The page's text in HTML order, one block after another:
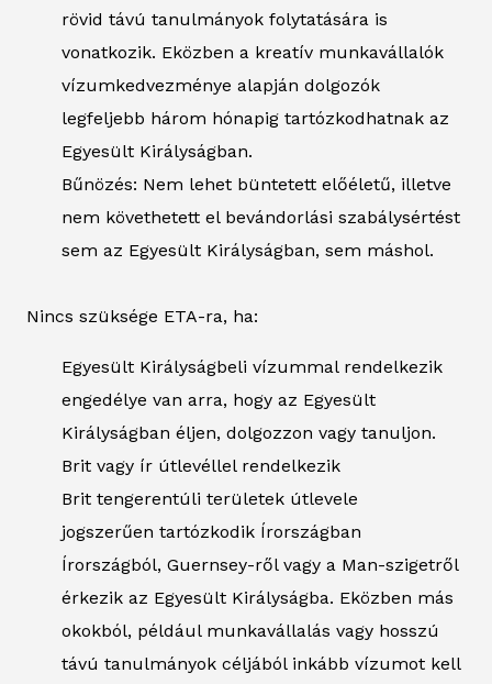
rövid távú tanulmányok folytatására is
vonatkozik. Eközben a kreatív munkavállalók
vízumkedvezménye alapján dolgozók
legfeljebb három hónapig tartózkodhatnak az
Egyesült Királyságban.
Bűnözés: Nem lehet büntetett előéletű, illetve
nem követhetett el bevándorlási szabálysértést
sem az Egyesült Királyságban, sem máshol.
Nincs szüksége ETA-ra, ha:
Egyesült Királyságbeli vízummal rendelkezik
engedélye van arra, hogy az Egyesült
Királyságban éljen, dolgozzon vagy tanuljon.
Brit vagy ír útlevéllel rendelkezik
Brit tengerentúli területek útlevele
jogszerűen tartózkodik Írországban
Írországból, Guernsey-ről vagy a Man-szigetről
érkezik az Egyesült Királyságba. Eközben más
okokból, például munkavállalás vagy hosszú
távú tanulmányok céljából inkább vízumot kell